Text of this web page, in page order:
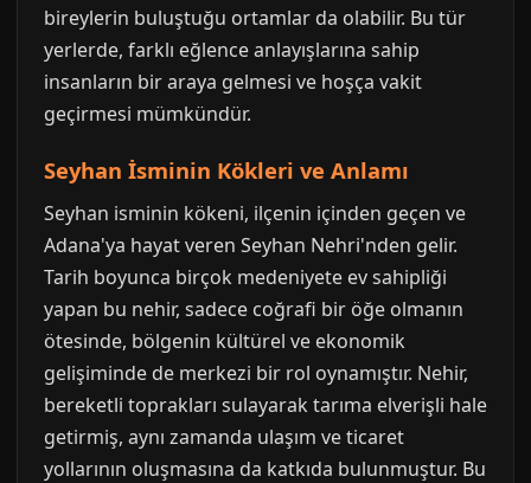
bireylerin buluştuğu ortamlar da olabilir. Bu tür
yerlerde, farklı eğlence anlayışlarına sahip
insanların bir araya gelmesi ve hoşça vakit
geçirmesi mümkündür.
Seyhan İsminin Kökleri ve Anlamı
Seyhan isminin kökeni, ilçenin içinden geçen ve
Adana'ya hayat veren Seyhan Nehri'nden gelir.
Tarih boyunca birçok medeniyete ev sahipliği
yapan bu nehir, sadece coğrafi bir öğe olmanın
ötesinde, bölgenin kültürel ve ekonomik
gelişiminde de merkezi bir rol oynamıştır. Nehir,
bereketli toprakları sulayarak tarıma elverişli hale
getirmiş, aynı zamanda ulaşım ve ticaret
yollarının oluşmasına da katkıda bulunmuştur. Bu